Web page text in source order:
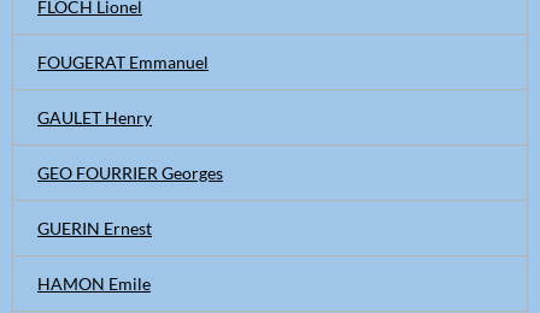
FLOCH Lionel
FOUGERAT Emmanuel
GAULET Henry
GEO FOURRIER Georges
GUERIN Ernest
HAMON Emile